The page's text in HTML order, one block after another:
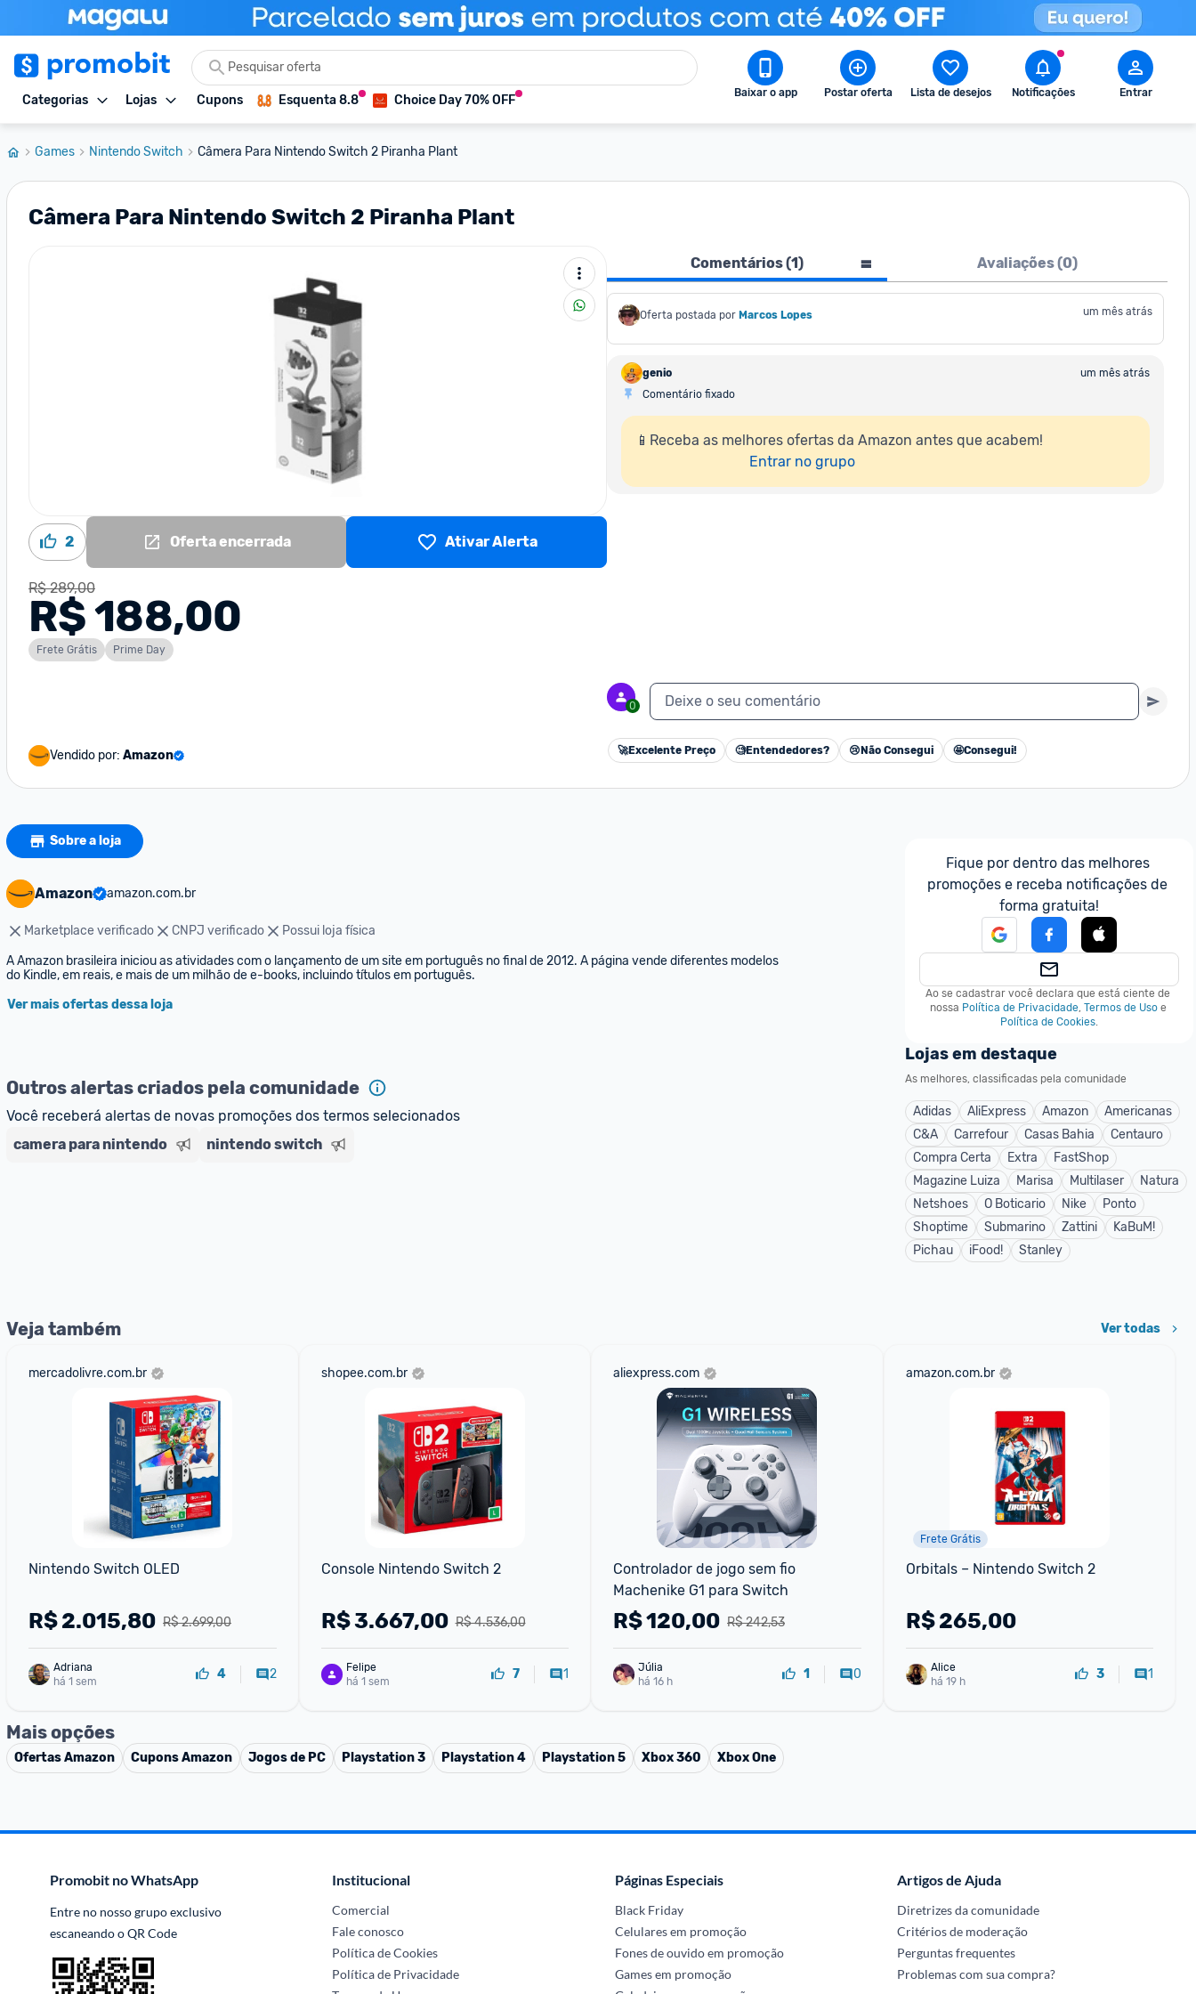
Categorias Lojas Cupons Esquenta 8.8 Choice Day 70% OFF Baixar o app Postar oferta Lista de desejos Notificações Entrar
Games Nintendo Switch Câmera Para Nintendo Switch 2 Piranha Plant
Câmera Para Nintendo Switch 2 Piranha Plant
2 Oferta encerrada Ativar Alerta
R$ 289,00
R$ 188,00
Frete Grátis Prime Day
Vendido por: Amazon
Comentários (1) Avaliações (0)
Oferta postada por Marcos Lopes um mês atrás
genio
um mês atrás
Comentário fixado
📱Receba as melhores ofertas da Amazon antes que acabem!
Entrar no grupo
0 Deixe o seu comentário
🚀Excelente Preço 🧐Entendedores? 😢 Não Consegui 🤩Consegui!
Sobre a loja
Amazon amazon.com.br
Marketplace verificado CNPJ verificado
Possui loja física
A Amazon brasileira iniciou as atividades com o lançamento de um site em português no final de 2012. A página vende diferentes modelos
do Kindle, em reais, e mais de um milhão de e-books, incluindo títulos em português.
Ver mais ofertas dessa loja
Outros alertas criados pela comunidade
Você receberá alertas de novas promoções dos termos selecionados
camera para nintendo
nintendo switch
Fique por dentro das melhores
promoções e receba notificações de
forma gratuita!
Ao se cadastrar você declara que está ciente de
nossa Política de Privacidade, Termos de Uso e
Política de Cookies.
Lojas em destaque
As melhores, classificadas pela comunidade
Adidas AliExpress Amazon
Americanas
C&A
Carrefour Casas Bahia
Centauro
Compra Certa
Extra
FastShop
Magazine Luiza
Marisa Multilaser
Natura
Netshoes
O Boticario Nike
Ponto
Shoptime
Submarino Zattini
KaBuM!
Pichau
iFood! Stanley
Veja também Ver todas
mercadolivre.com.br
Nintendo Switch OLED
R$ 2.699,00
R$2.015,80
Adriana
há 1 sem
4 2
shopee.com.br
Console Nintendo Switch 2
R$ 4.536,00
R$3.667,00
Felipe
há 1 sem
7 1
aliexpress.com
Controlador de jogo sem fio
Machenike G1 para Switch
R$ 242,53
R$120,00
Júlia
há 16 h
1 0
amazon.com.br
Frete Grátis
Orbitals – Nintendo Switch 2
R$265,00
Alice
há 19 h
3 1
Mais opções
OfertasAmazon CuponsAmazon Jogos de PC Playstation 3 Playstation 4 Playstation 5 Xbox 360 Xbox One
Promobit no WhatsApp
Entre no nosso grupo exclusivo
escaneando o QR Code
Institucional
Comercial
Fale conosco
Política de Cookies
Política de Privacidade
Páginas Especiais
Black Friday
Celulares em promoção
Fones de ouvido em promoção
Games em promoção
Artigos de Ajuda
Diretrizes da comunidade
Critérios de moderação
Perguntas frequentes
Problemas com sua compra?